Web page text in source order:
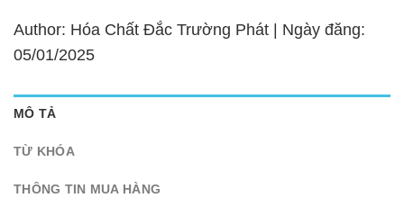
Author: Hóa Chất Đắc Trường Phát | Ngày đăng:
05/01/2025
MÔ TẢ
TỪ KHÓA
THÔNG TIN MUA HÀNG